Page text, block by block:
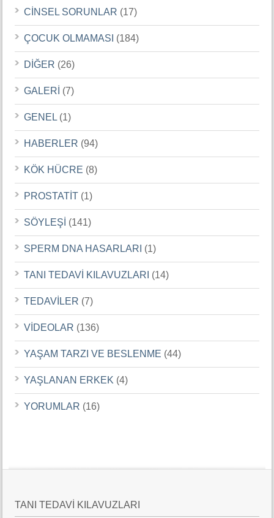
CİNSEL SORUNLAR (17)
ÇOCUK OLMAMASI (184)
DİĞER (26)
GALERİ (7)
GENEL (1)
HABERLER (94)
KÖK HÜCRE (8)
PROSTATİT (1)
SÖYLEŞİ (141)
SPERM DNA HASARLARI (1)
TANI TEDAVİ KILAVUZLARI (14)
TEDAVİLER (7)
VİDEOLAR (136)
YAŞAM TARZI VE BESLENME (44)
YAŞLANAN ERKEK (4)
YORUMLAR (16)
TANI TEDAVİ KILAVUZLARI